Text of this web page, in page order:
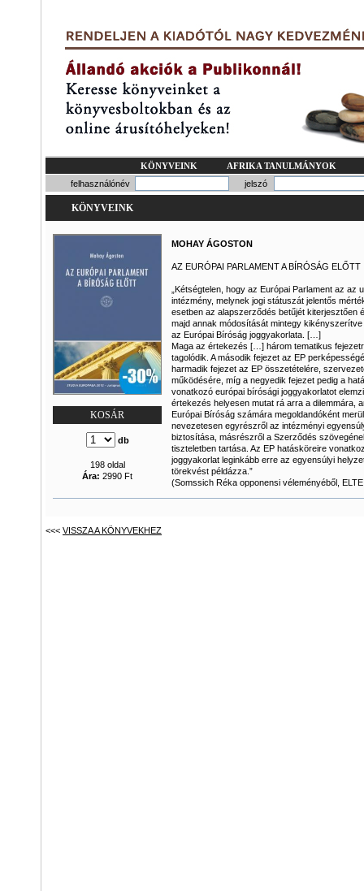
KÖNYVEINK
AFRIKA TANULMÁNYOK
felhasználónév
jelszó
KÖNYVEINK
KOSÁR
db
198 oldal
Ára: 2990 Ft
MOHAY ÁGOSTON
AZ EURÓPAI PARLAMENT A BÍRÓSÁG ELŐTT
„Kétségtelen, hogy az Európai Parlament az az
intézmény, melynek jogi státuszát jelentős
esetben az alapszerződés betűjét kiterjesztően
majd annak módosítását mintegy
az Európai Bíróság joggyakorlata. […]
Maga az értekezés […] három tematikus
tagolódik. A második fejezet az EP
harmadik fejezet az EP összetételére,
működésére, míg a negyedik fejezet pedig a
vonatkozó európai bírósági joggyakorlatot
értekezés helyesen mutat rá arra a dilemmára,
Európai Bíróság számára megoldandóként
nevezetesen egyrészről az intézményi
biztosítása, másrészről a Szerződés
tiszteletben tartása. Az EP hatásköreire
joggyakorlat leginkább erre az egyensúlyi
törekvést példázza.”
(Somssich Réka opponensi véleményéből,
<<< VISSZA A KÖNYVEKHEZ